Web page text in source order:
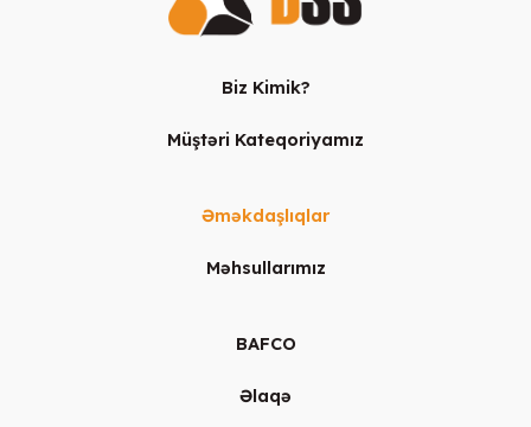
Biz Kimik?
Müştəri Kateqoriyamız
Əməkdaşlıqlar
Məhsullarımız
BAFCO
Əlaqə